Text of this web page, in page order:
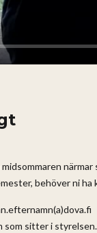
behöver ni
som sitter i styrelsen.